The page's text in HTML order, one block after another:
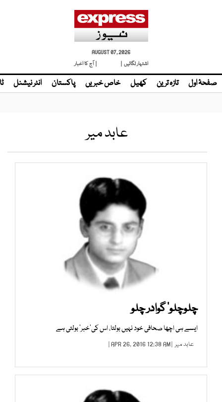
AUGUST 07, 2026
اشتہار لگائیں |
| آج کا اخبار
صفحۂ اول تازہ ترین کھیل خاص خبریں پاکستان انٹر نیشنل
عابد میر
چلوچلو‘ گوادر چلو
ایسے ہی اچھا صحافی خود نہیں بولتا، اس کی’خبر‘ بولتی ہے
عابد میر | APR 26, 2016 12:38 AM |